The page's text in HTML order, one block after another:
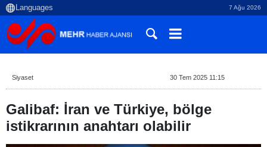
7 Ağu 2026
Siyaset 30 Tem 2025 11:15
Galibaf: İran ve Türkiye, bölge
istikrarının anahtarı olabilir